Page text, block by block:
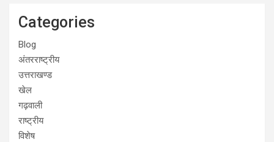
Categories
Blog
अंतरराष्ट्रीय
उत्तराखण्ड
खेल
गढ़वाली
राष्ट्रीय
विशेष